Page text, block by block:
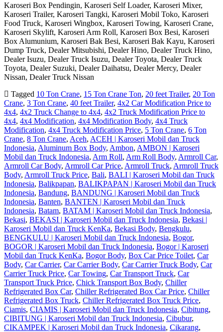
Karoseri Box Pendingin, Karoseri Self Loader, Karoseri Mixer,
Karoseri Trailer, Karoseri Tangki, Karoseri Mobil Toko, Karoseri
Food Truck, Karoseri Wingbox, Karoseri Towing, Karoseri Crane,
Karoseri Skylift, Karoseri Arm Roll, Karoseri Box Besi, Karoseri
Box Alumunium, Karoseri Bak Besi, Karoseri Bak Kayu, Karoseri
Dump Truck, Dealer Mitsubishi, Dealer Hino, Dealer Truck Hino,
Dealer Isuzu, Dealer Truck Isuzu, Dealer Toyota, Dealer Truck
Toyota, Dealer Suzuki, Dealer Daihatsu, Dealer Mercy, Dealer
Nissan, Dealer Truck Nissan
Tagged 10 Ton Crane, 15 Ton Crane Ton, 20 feet Trailer, 20 Ton
Crane, 3 Ton Crane, 40 feet Trailer, 4x2 Car Modification Price to
4x4, 4x2 Truck Change to 4x4, 4x2 Truck Modification Price to
4x4, 4x4 Modification, 4x4 Modification Body, 4x4 Truck
Modification, 4x4 Truck Modification Price, 5 Ton Crane, 6 Ton
Crane, 8 Ton Crane, Aceh, ACEH | Karoseri Mobil dan Truck
Indonesia, Aluminum Box Body, Ambon, AMBON | Karoseri
Mobil dan Truck Indonesia, Arm Roll, Arm Roll Body, Armroll Car,
Armroll Car Body, Armroll Car Price, Armroll Truck, Armroll Truck
Body, Armroll Truck Price, Bali, BALI | Karoseri Mobil dan Truck
Indonesia, Balikpapan, BALIKPAPAN | Karoseri Mobil dan Truck
Indonesia, Bandung, BANDUNG | Karoseri Mobil dan Truck
Indonesia, Banten, BANTEN | Karoseri Mobil dan Truck
Indonesia, Batam, BATAM | Karoseri Mobil dan Truck Indonesia,
Bekasi, BEKASI | Karoseri Mobil dan Truck Indonesia, Bekasi |
Karoseri Mobil dan Truck KenKa, Bekasi Body, Bengkulu,
BENGKULU | Karoseri Mobil dan Truck Indonesia, Bogor,
BOGOR | Karoseri Mobil dan Truck Indonesia, Bogor | Karoseri
Mobil dan Truck KenKa, Bogor Body, Box Car Price Toilet, Car
Body, Car Carrier, Car Carrier Body, Car Carrier Truck Body, Car
Carrier Truck Price, Car Towing, Car Transport Truck, Car
Transport Truck Price, Chick Transport Box Body, Chiller
Refrigerated Box Car, Chiller Refrigerated Box Car Price, Chiller
Refrigerated Box Truck, Chiller Refrigerated Box Truck Price,
Ciamis, CIAMIS | Karoseri Mobil dan Truck Indonesia, Cibitung,
CIBITUNG | Karoseri Mobil dan Truck Indonesia, Cibubur,
CIKAMPEK | Karoseri Mobil dan Truck Indonesia, Cikarang,